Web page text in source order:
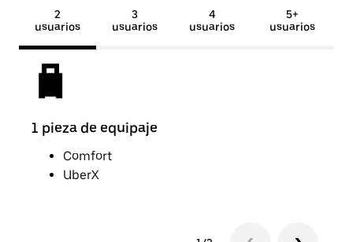
2
usuarios
3
usuarios
4
usuarios
5+
usuarios
1 pieza de equipaje
Comfort
UberX